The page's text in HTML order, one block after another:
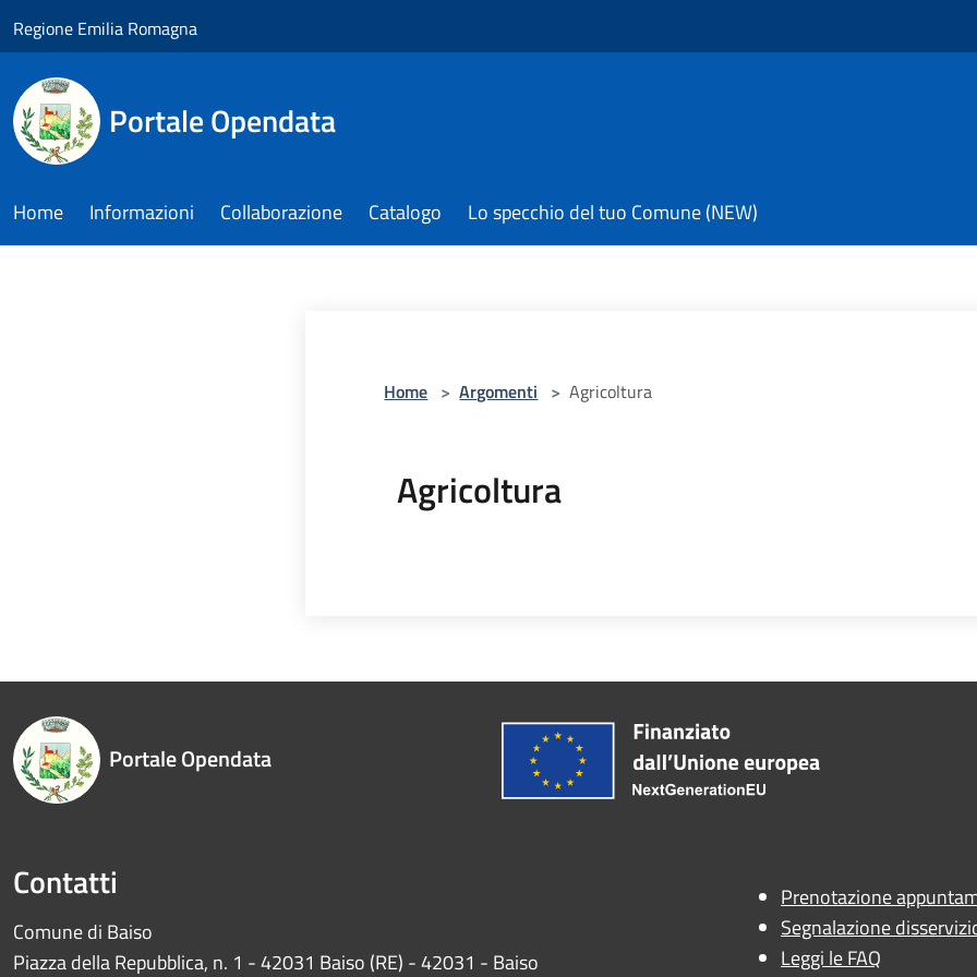
Regione Emilia Romagna
Portale Opendata
Home Informazioni Collaborazione Catalogo Lo specchio del tuo Comune (NEW)
Home > Argomenti > Agricoltura
Agricoltura
Portale Opendata
Contatti
Comune di Baiso
Piazza della Repubblica, n. 1 - 42031 Baiso (RE) - 42031 - Baiso
Prenotazione
Segnalazione
Leggi le FAQ